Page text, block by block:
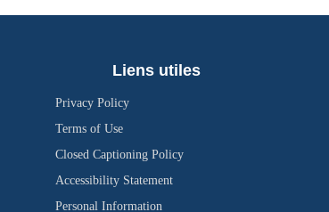
Liens utiles
Privacy Policy
Terms of Use
Closed Captioning Policy
Accessibility Statement
Personal Information